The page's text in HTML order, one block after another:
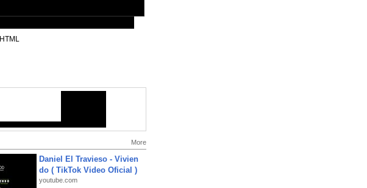
HTML
More
Daniel El Travieso - Vivien
do ( TikTok Video Oficial )
youtube.com